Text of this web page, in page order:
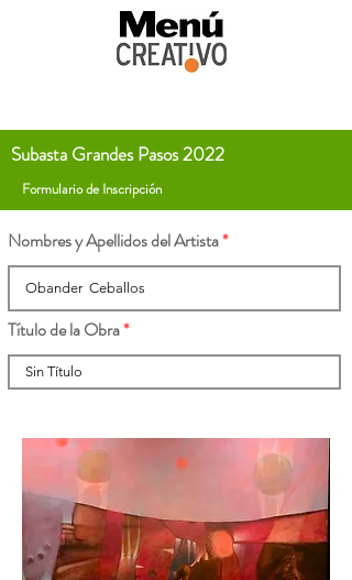
Subasta Grandes Pasos 2022
Formulario de Inscripción
Nombres y Apellidos del Artista
Título de la Obra